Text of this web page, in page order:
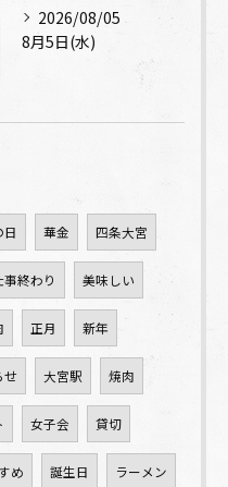
2026/08/05
8月5日(水)
日 華金 四条大宮
事終わり 美味しい
正月 新年
せ 大宮駅 焼肉
女子会 貸切
め 誕生日 ラーメン